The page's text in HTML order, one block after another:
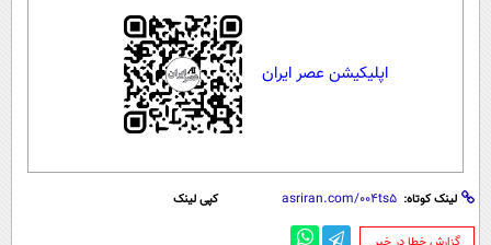
اپلیکیشن عصر ایران
لینک کوتاه: کپی لینک